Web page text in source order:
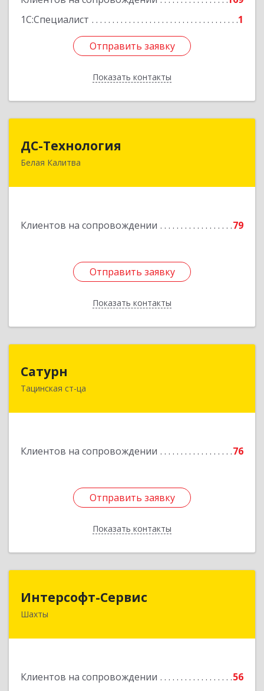
1С:Специалист
1
Отправить заявку
Показать контакты
Отправить заявку
Назад
ДС-Технология
Белая Калитва
Клиентов на сопровождении 79
Отправить заявку
Показать контакты
347045, Ростовская обл, Белокалитвинский р-н,
Отправить заявку
Назад
Сатурн
Тацинская ст-ца
Клиентов на сопровождении 76
Отправить заявку
Показать контакты
347060, Ростовская область, Тацинский район,
Отправить заявку
Назад
Интерсофт-Сервис
Шахты
Клиентов на сопровождении 56
346480, Ростовская обл, Шахты г, Советская ул,